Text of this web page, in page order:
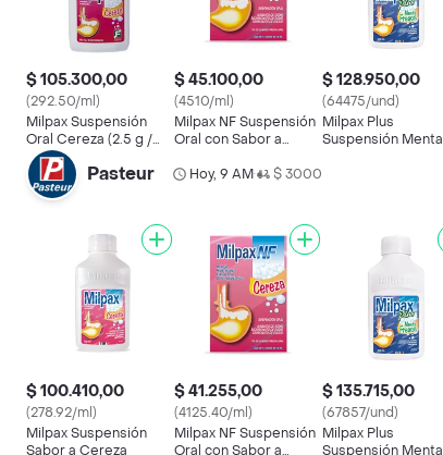
$ 105.300,00
(292.50/ml)
Milpax Suspensión
Oral Cereza (2.5 g /
2.67 g / 1.50 g)
$ 45.100,00
(4510/ml)
Milpax NF Suspensión
Oral con Sabor a
$ 128.950,00
(64475/und)
Milpax Plus
Suspensión Menta
Pasteur Hoy, 9 AM• $ 3000
$ 100.410,00
(278.92/ml)
Milpax Suspensión
Sabor a Cereza
$ 41.255,00
(4125.40/ml)
Milpax NF Suspensión
Oral con Sabor a
$ 135.715,00
(67857/und)
Milpax Plus
Suspensión Menta